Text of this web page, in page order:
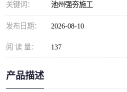
关键词： 池州强夯施工
发布日期： 2026-08-10
阅 读 量： 137
产品描述